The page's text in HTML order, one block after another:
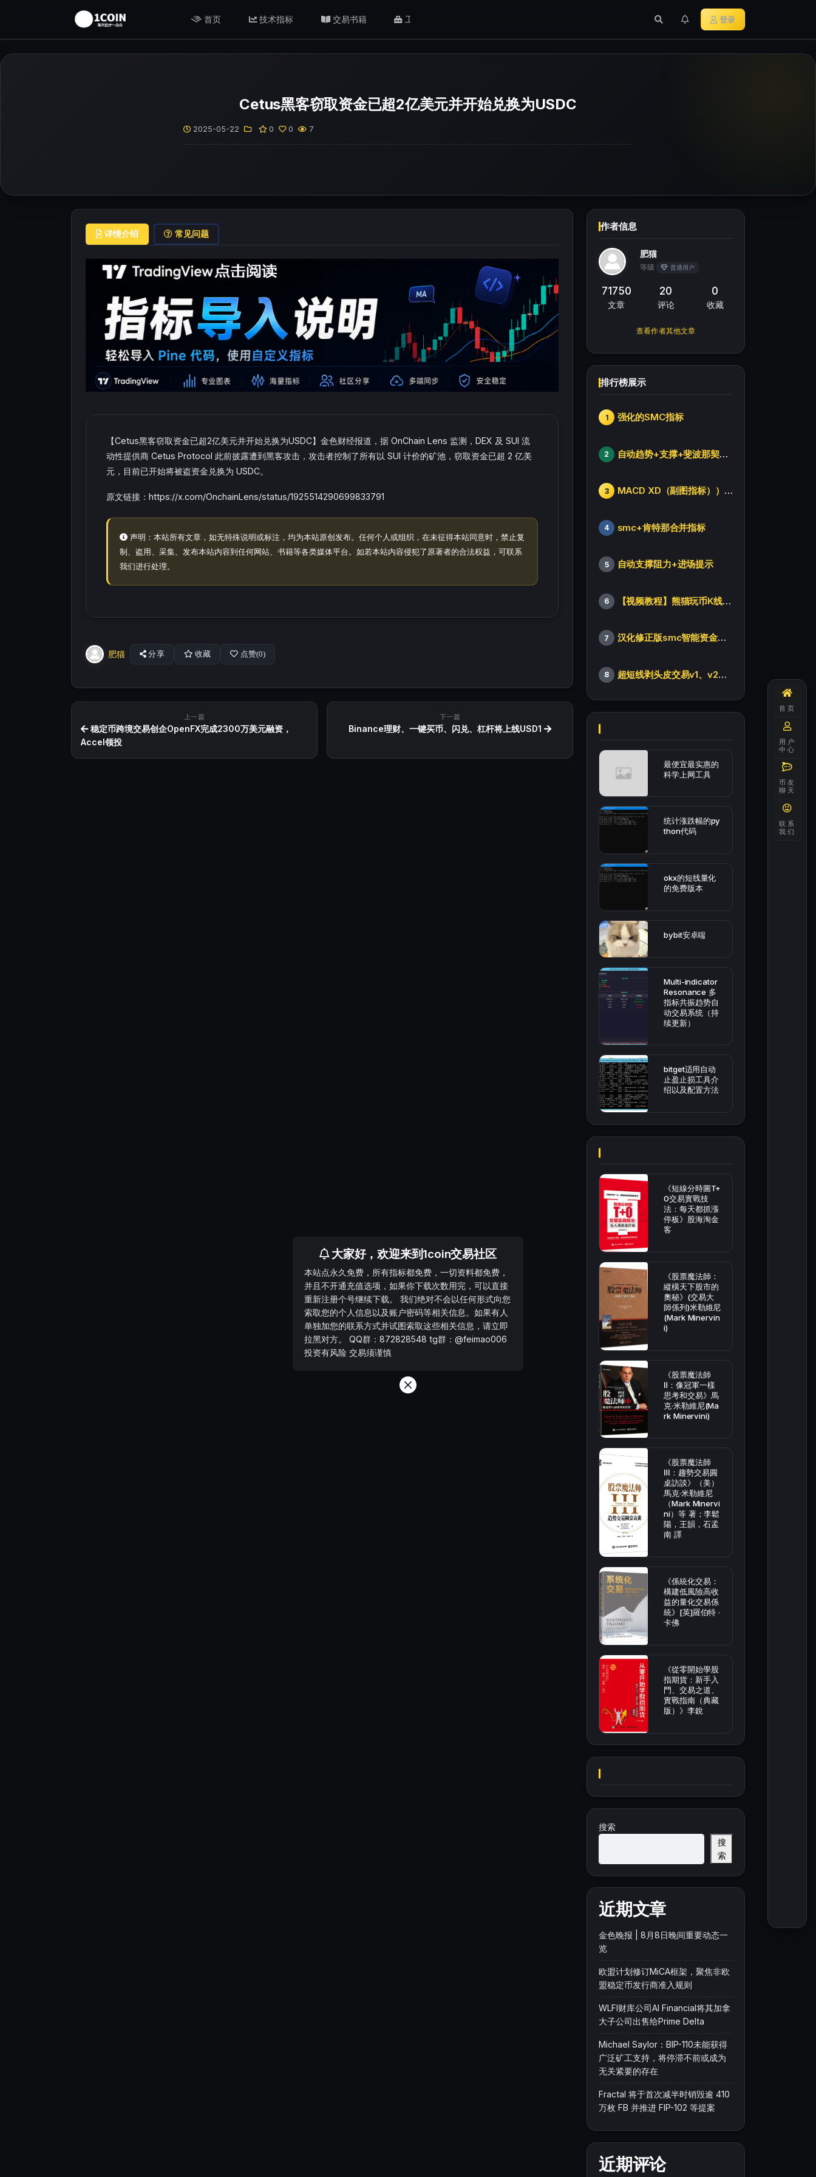
首页 技术指标 交易书籍 工具/返佣 登录
Cetus黑客窃取资金已超2亿美元并开始兑换为USDC
2025-05-22 0 0 7
详情介绍 常见问题
【Cetus黑客窃取资金已超2亿美元并开始兑换为USDC】金色财经报道，据 OnChain Lens 监测，DEX 及 SUI 流
动性提供商 Cetus Protocol 此前披露遭到黑客攻击，攻击者控制了所有以 SUI 计价的矿池，窃取资金已超 2 亿美
元，目前已开始将被盗资金兑换为 USDC。
原文链接：https://x.com/OnchainLens/status/1925514290699833791
声明：本站所有文章，如无特殊说明或标注，均为本站原创发布。任何个人或组织，在未征得本站同意时，禁止复
制、盗用、采集、发布本站内容到任何网站、书籍等各类媒体平台。如若本站内容侵犯了原著者的合法权益，可联系
我们进行处理。
肥猫 分享 收藏 点赞(0)
上一篇
稳定币跨境交易创企OpenFX完成2300万美元融资，
Accel领投
下一篇
Binance理财、一键买币、闪兑、杠杆将上线USD1
作者信息
肥猫
等级 普通用户
71750
文章
20
评论
0
收藏
查看作者其他文章
排行榜展示
1 强化的SMC指标
2 自动趋势+支撑+斐波那契+箱体
3 MACD XD（副图指标））修改版
4 smc+肯特那合并指标
5 自动支撑阻力+进场提示
6 【视频教程】熊猫玩币K线后的秘密（全集）
7 汉化修正版smc智能资金订单指标
8 超短线剥头皮交易v1、v2版本
最便宜最实惠的
科学上网工具
统计涨跌幅的py
thon代码
okx的短线量化
的免费版本
bybit安卓端
Multi-indicator
Resonance 多
指标共振趋势自
动交易系统（持
续更新）
bitget适用自动
止盈止损工具介
绍以及配置方法
《短線分時圖T+
0交易實戰技
法：每天都抓漲
停板》股海淘金
客
《股票魔法師：
縱橫天下股市的
奧秘》(交易大
師係列)米勒維尼
(Mark Minervin
i)
《股票魔法師
Ⅱ：像冠軍一樣
思考和交易》馬
克·米勒維尼(Ma
rk Minervini)
《股票魔法師
Ⅲ：趨勢交易圓
桌訪談》（美）
馬克·米勒維尼
（Mark Minervi
ni）等 著；李鬆
陽，王韻，石孟
南 譯
《係統化交易：
構建低風險高收
益的量化交易係
統》[英]羅伯特 ·
卡佛
《從零開始學股
指期貨：新手入
門、交易之道、
實戰指南（典藏
版）》李銳
搜索
搜
索
近期文章
金色晚报 | 8月8日晚间重要动态一
览
欧盟计划修订MiCA框架，聚焦非欧
盟稳定币发行商准入规则
WLFI财库公司AI Financial将其加拿
大子公司出售给Prime Delta
Michael Saylor：BIP-110未能获得
广泛矿工支持，将停滞不前或成为
无关紧要的存在
Fractal 将于首次减半时销毁逾 410
万枚 FB 并推进 FIP-102 等提案
近期评论
首页
用户
中心
币友
聊天
联系
我们
大家好，欢迎来到1coin交易社区
本站点永久免费，所有指标都免费，一切资料都免费，
并且不开通充值选项，如果你下载次数用完，可以直接
重新注册个号继续下载。 我们绝对不会以任何形式向您
索取您的个人信息以及账户密码等相关信息。如果有人
单独加您的联系方式并试图索取这些相关信息，请立即
拉黑对方。 QQ群：872828548 tg群：@feimao006
投资有风险 交易须谨慎